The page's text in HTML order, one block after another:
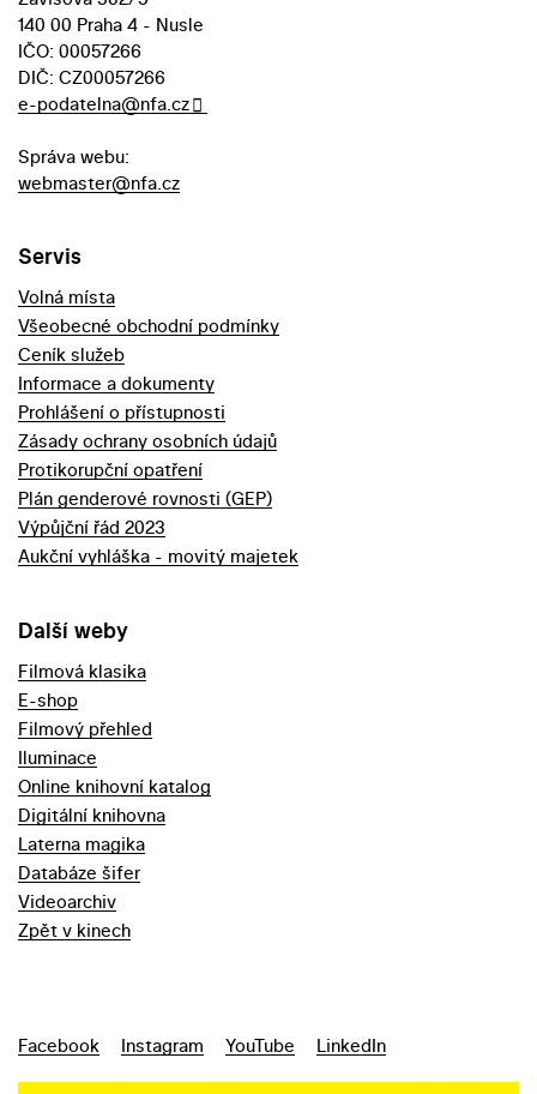
140 00 Praha 4 - Nusle
IČO: 00057266
DIČ: CZ00057266
e-podatelna@nfa.cz
Správa webu:
webmaster@nfa.cz
Servis
Volná místa
Všeobecné obchodní podmínky
Ceník služeb
Informace a dokumenty
Prohlášení o přístupnosti
Zásady ochrany osobních údajů
Protikorupční opatření
Plán genderové rovnosti (GEP)
Výpůjční řád 2023
Aukční vyhláška - movitý majetek
Další weby
Filmová klasika
E-shop
Filmový přehled
Iluminace
Online knihovní katalog
Digitální knihovna
Laterna magika
Databáze šifer
Videoarchiv
Zpět v kinech
Facebook Instagram YouTube LinkedIn